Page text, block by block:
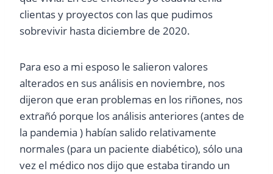
clientas y proyectos con las que pudimos
sobrevivir hasta diciembre de 2020.
Para eso a mi esposo le salieron valores
alterados en sus análisis en noviembre, nos
dijeron que eran problemas en los riñones, nos
extrañó porque los análisis anteriores (antes de
la pandemia ) habían salido relativamente
normales (para un paciente diabético), sólo una
vez el médico nos dijo que estaba tirando un